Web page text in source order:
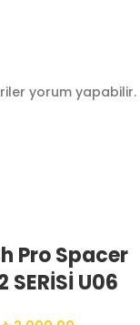
yorum yapabilir.
Pro Spacer
SERİSİ U06